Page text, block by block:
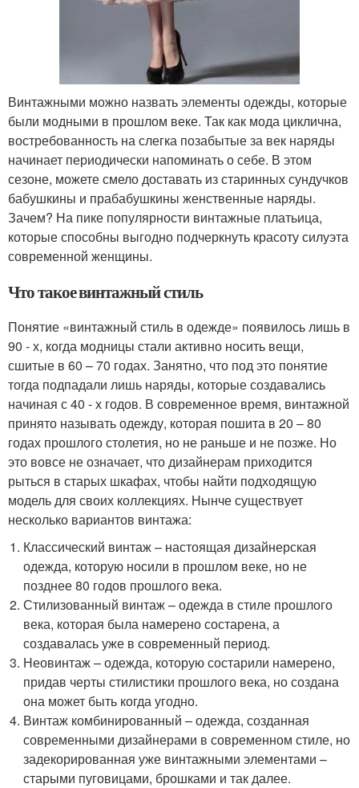
Винтажными можно назвать элементы одежды, которые
были модными в прошлом веке. Так как мода циклична,
востребованность на слегка позабытые за век наряды
начинает периодически напоминать о себе. В этом
сезоне, можете смело доставать из старинных сундучков
бабушкины и прабабушкины женственные наряды.
Зачем? На пике популярности винтажные платьица,
которые способны выгодно подчеркнуть красоту силуэта
современной женщины.
Что такое винтажный стиль
Понятие «винтажный стиль в одежде» появилось лишь в
90 - х, когда модницы стали активно носить вещи,
сшитые в 60 – 70 годах. Занятно, что под это понятие
тогда подпадали лишь наряды, которые создавались
начиная с 40 - х годов. В современное время, винтажной
принято называть одежду, которая пошита в 20 – 80
годах прошлого столетия, но не раньше и не позже. Но
это вовсе не означает, что дизайнерам приходится
рыться в старых шкафах, чтобы найти подходящую
модель для своих коллекциях. Нынче существует
несколько вариантов винтажа:
Классический винтаж – настоящая дизайнерская
одежда, которую носили в прошлом веке, но не
позднее 80 годов прошлого века.
Стилизованный винтаж – одежда в стиле прошлого
века, которая была намерено состарена, а
создавалась уже в современный период.
Неовинтаж – одежда, которую состарили намерено,
придав черты стилистики прошлого века, но создана
она может быть когда угодно.
Винтаж комбинированный – одежда, созданная
современными дизайнерами в современном стиле, но
задекорированная уже винтажными элементами –
старыми пуговицами, брошками и так далее.